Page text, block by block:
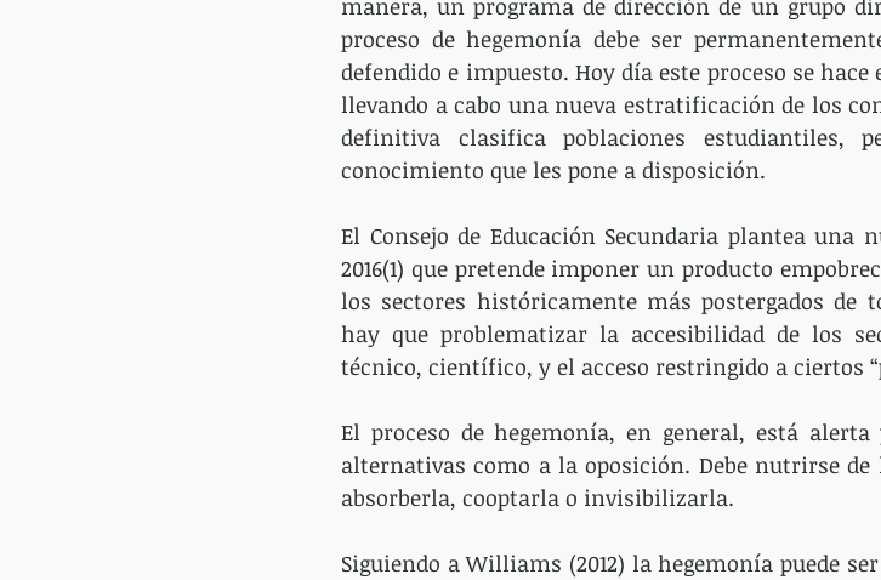
proceso de hegemonía debe ser
defendido e impuesto. Hoy día este proceso se
llevando a cabo una nueva estratificación de los
definitiva clasifica poblaciones estudiantiles,
conocimiento que les pone a disposición.
El Consejo de Educación Secundaria plantea una
2016(1) que pretende imponer un producto
los sectores históricamente más postergados de
hay que problematizar la accesibilidad de los
técnico, científico, y el acceso restringido a ciertos
El proceso de hegemonía, en general, está
alternativas como a la oposición. Debe nutrirse
absorberla, cooptarla o invisibilizarla.
Siguiendo a Williams (2012) la hegemonía puede